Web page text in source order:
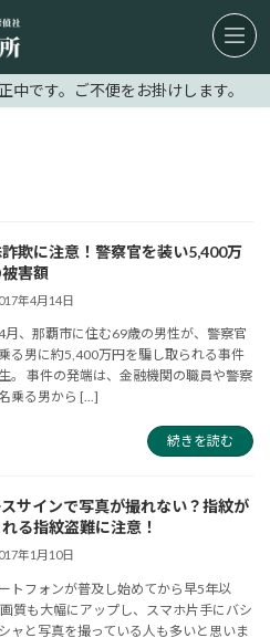
中です。ご不便をお掛けします。
欺に注意！警察官を装い5,400万
害額
年4月14日
月、那覇市に住む69歳の男性が、警察官
る男に約5,400万円を騙し取られる事件
。 事件の発端は、金融機関の職員や警察
乗る男から [...]
続きを読む
スサインで写真が撮れない？指紋が
る指紋盗難に注意！
年1月10日
トフォンが普及し始めてから早5年以
画質も大幅にアップし、スマホ片手にバシ
ャと写真を撮っている人も多いと思いま